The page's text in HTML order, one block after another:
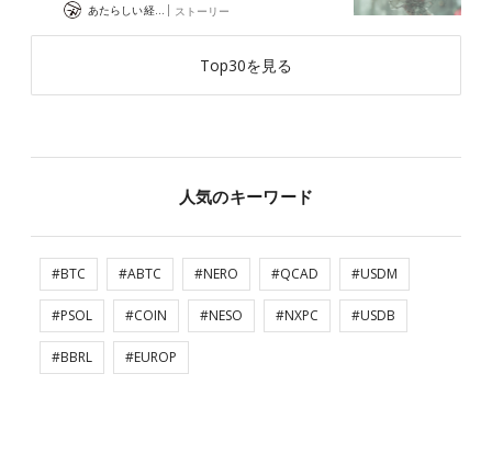
あたらしい経済 編集部 | ストーリー
Top30を見る
人気のキーワード
#BTC #ABTC #NERO #QCAD #USDM
#PSOL #COIN #NESO #NXPC #USDB
#BBRL #EUROP